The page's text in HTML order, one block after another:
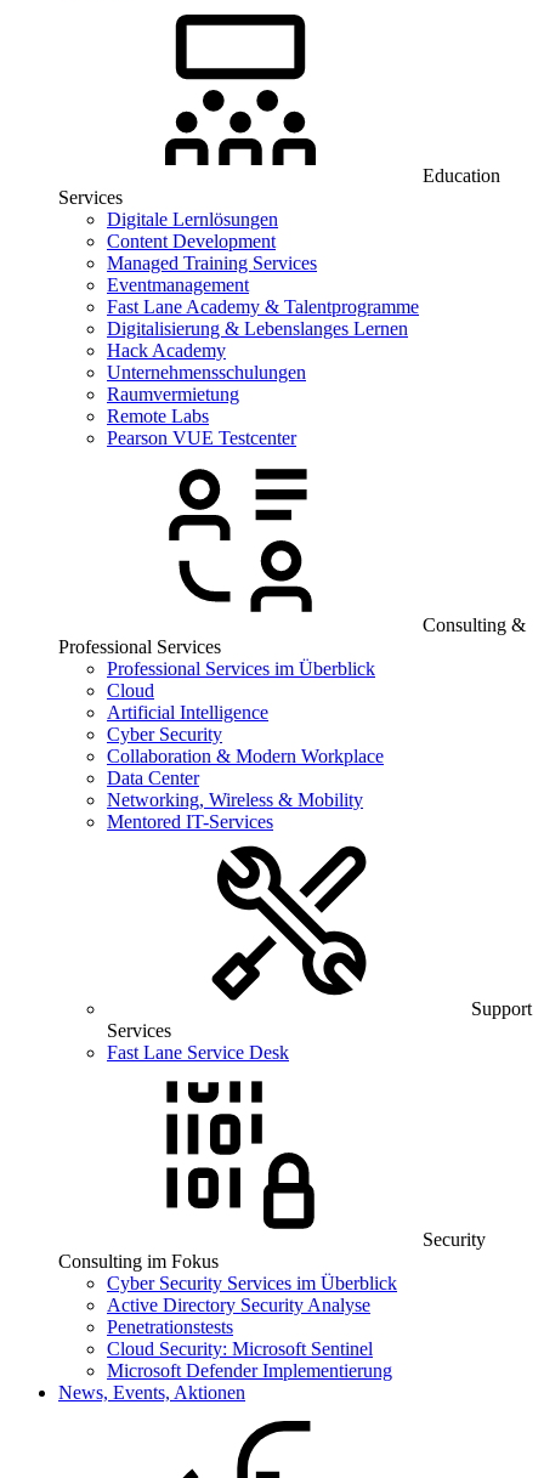
Education
Services
Digitale Lernlösungen
Content Development
Managed Training Services
Eventmanagement
Fast Lane Academy & Talentprogramme
Digitalisierung & Lebenslanges Lernen
Hack Academy
Unternehmensschulungen
Raumvermietung
Remote Labs
Pearson VUE Testcenter
Consulting &
Professional Services
Professional Services im Überblick
Cloud
Artificial Intelligence
Cyber Security
Collaboration & Modern Workplace
Data Center
Networking, Wireless & Mobility
Mentored IT-Services
Support
Services
Fast Lane Service Desk
Security
Consulting im Fokus
Cyber Security Services im Überblick
Active Directory Security Analyse
Penetrationstests
Cloud Security: Microsoft Sentinel
Microsoft Defender Implementierung
News, Events, Aktionen